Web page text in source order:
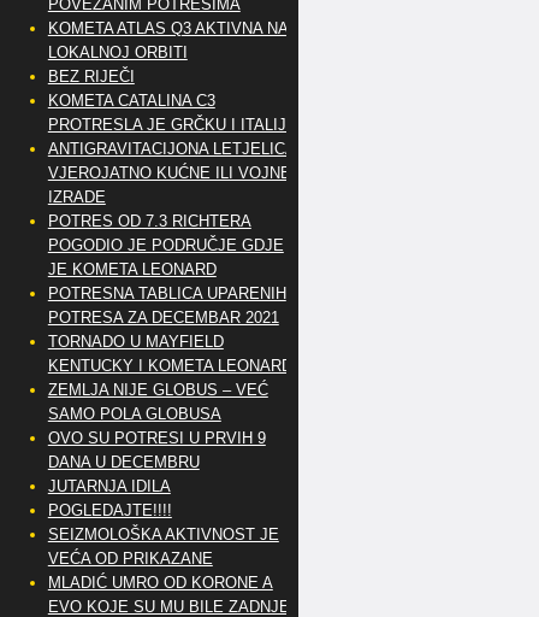
POVEZANIM POTRESIMA
KOMETA ATLAS Q3 AKTIVNA NA
LOKALNOJ ORBITI
BEZ RIJEČI
KOMETA CATALINA C3
PROTRESLA JE GRČKU I ITALIJU
ANTIGRAVITACIJONA LETJELICA
VJEROJATNO KUĆNE ILI VOJNE
IZRADE
POTRES OD 7.3 RICHTERA
POGODIO JE PODRUČJE GDJE
JE KOMETA LEONARD
POTRESNA TABLICA UPARENIH
POTRESA ZA DECEMBAR 2021
TORNADO U MAYFIELD
KENTUCKY I KOMETA LEONARD
ZEMLJA NIJE GLOBUS – VEĆ
SAMO POLA GLOBUSA
OVO SU POTRESI U PRVIH 9
DANA U DECEMBRU
JUTARNJA IDILA
POGLEDAJTE!!!!
SEIZMOLOŠKA AKTIVNOST JE
VEĆA OD PRIKAZANE
MLADIĆ UMRO OD KORONE A
EVO KOJE SU MU BILE ZADNJE